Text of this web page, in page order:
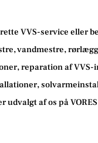
VVS-service eller
vandmestre,
reparation af VVS-
udvalgt af os på